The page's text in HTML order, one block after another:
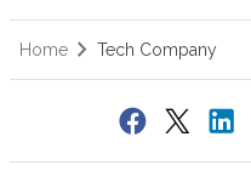
Home Tech Company